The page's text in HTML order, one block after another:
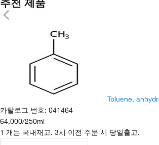
추천 제품
Toluene,
카탈로그 번호: 041464
64,000/250ml
1 개는 국내재고. 3시 이전 주문 시 당일출고.